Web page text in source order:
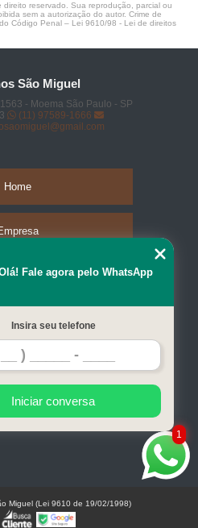
reservado. Sua reprodução, parcial ou
sem a autorização do autor. Crime de
Código Penal – Lei 9610/98 - Lei de direitos
São Miguel
- Moema São Paulo - SP
(11) 97589-1666
Home
Missão
Serviços
Contato
do site
1
Fale agora pelo WhatsApp
Insira seu telefone
Iniciar conversa
Miguel (Lei 9610 de 19/02/1998)